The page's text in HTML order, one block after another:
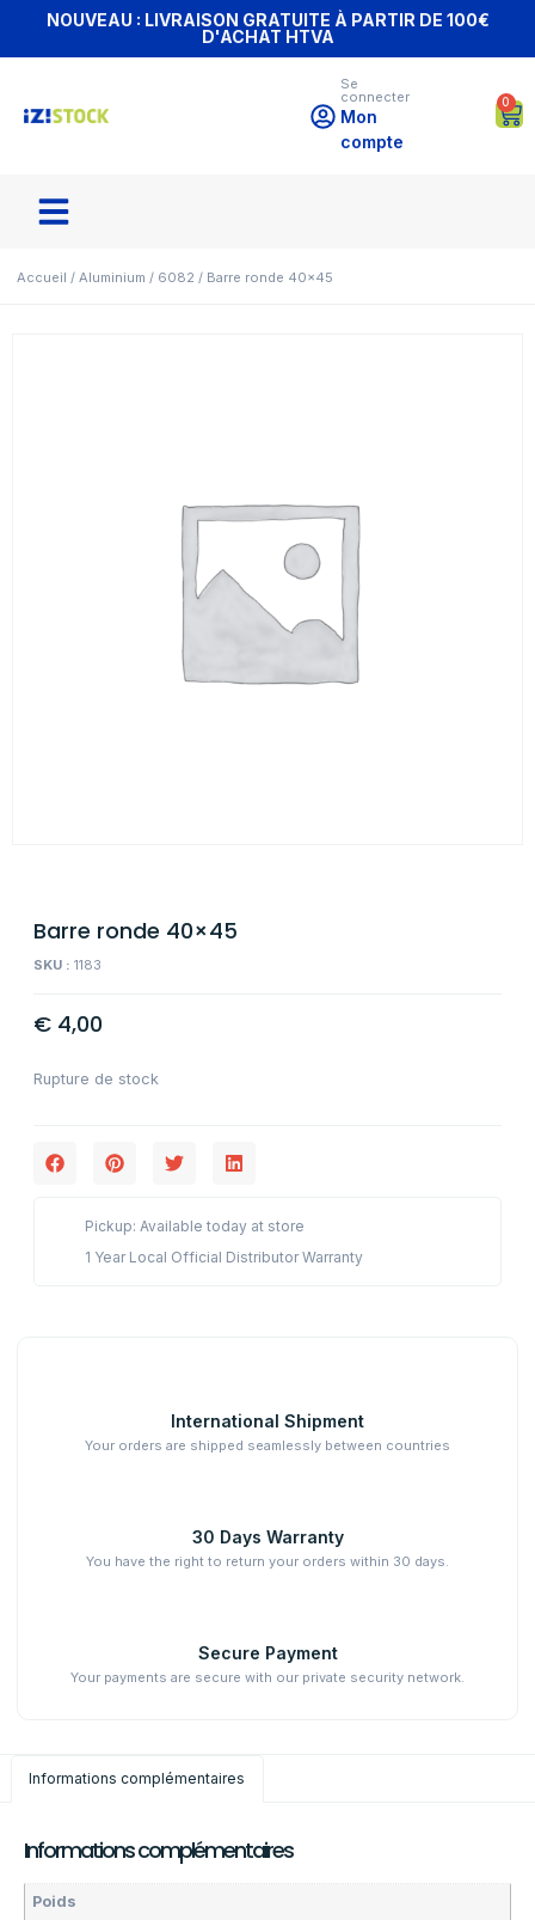
NOUVEAU : LIVRAISON GRATUITE À PARTIR DE 100€
D'ACHAT HTVA
Se
connecter
Mon
compte
0
Accueil / Aluminium / 6082 / Barre ronde 40×45
Barre ronde 40×45
SKU : 1183
€ 4,00
Rupture de stock
Pickup: Available today at store
1 Year Local Official Distributor Warranty
International Shipment
Your orders are shipped seamlessly between countries
30 Days Warranty
You have the right to return your orders within 30 days.
Secure Payment
Your payments are secure with our private security network.
Informations complémentaires
Informations complémentaires
Poids